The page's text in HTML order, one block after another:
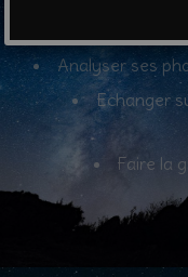
Analyser ses
Echanger
Faire la